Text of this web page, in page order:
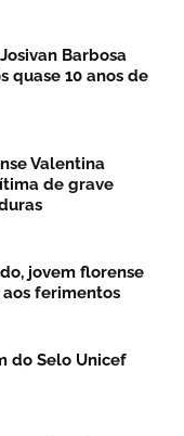
Barbosa
quase 10 anos de
Valentina
de grave
jovem florense
aos ferimentos
do Selo Unicef